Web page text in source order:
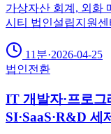
가상자산 회계, 외화
시티 법인설립지원
11분·2026-04-25
법인전환
IT 개발자·프로
SI·SaaS·R&D 세